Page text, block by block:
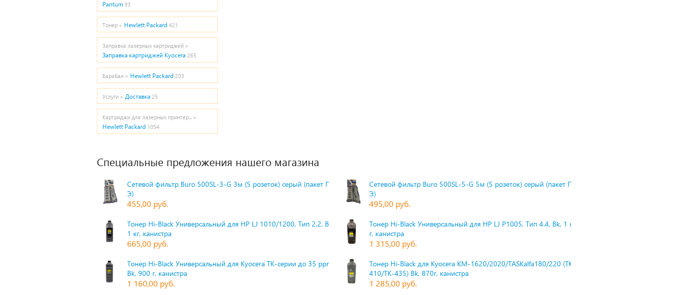
Pantum 93
Тонер » Hewlett Packard 421
Заправка лазерных картриджей »
Заправка картриджей Kyocera 265
Барабан » Hewlett Packard 203
Услуги » Доставка 25
Картриджи для лазерных принтер... »
Hewlett Packard 1054
Специальные предложения нашего магазина
Сетевой фильтр Buro 500SL-3-G 3м (5 розеток) серый (пакет П
Э)
455,00 руб.
Сетевой фильтр Buro 500SL-5-G 5м (5 розеток) серый (пакет П
Э)
495,00 руб.
Тонер Hi-Black Универсальный для HP LJ 1010/1200, Тип 2.2, Bk,
1 кг, канистра
665,00 руб.
Тонер Hi-Black Универсальный для HP LJ P1005, Тип 4.4, Bk, 1 к
г, канистра
1 315,00 руб.
Тонер Hi-Black Универсальный для Kyocera TK-серии до 35 ppm,
Bk, 900 г, канистра
1 160,00 руб.
Тонер Hi-Black для Kyocera KM-1620/2020/TASKalfa180/220 (TK-
410/TK-435) Bk, 870г, канистра
1 285,00 руб.